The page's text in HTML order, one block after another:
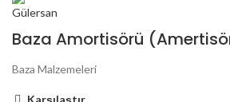
Baza Amortisörü
Baza Malzemeleri
Karşılaştır